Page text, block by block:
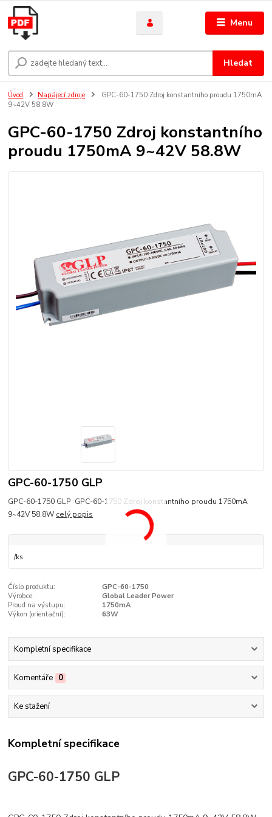
Menu
Hledat
Úvod Napájecí zdroje
GPC-60-1750 Zdroj konstantního proudu 1750mA
9~42V 58.8W
GPC-60-1750 Zdroj konstantního
proudu 1750mA 9~42V 58.8W
GPC-60-1750 GLP
GPC-60-1750 GLP GPC-60-1750 Zdroj konstantního proudu 1750mA
9~42V 58.8W celý popis
/ks
Číslo produktu:
GPC-60-1750
Výrobce:
Global Leader Power
Proud na výstupu:
1750mA
Výkon (orientační):
63W
Kompletní specifikace
Komentáře 0
Ke stažení
Kompletní specifikace
GPC-60-1750 GLP